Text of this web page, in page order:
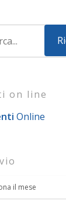
on line
Online